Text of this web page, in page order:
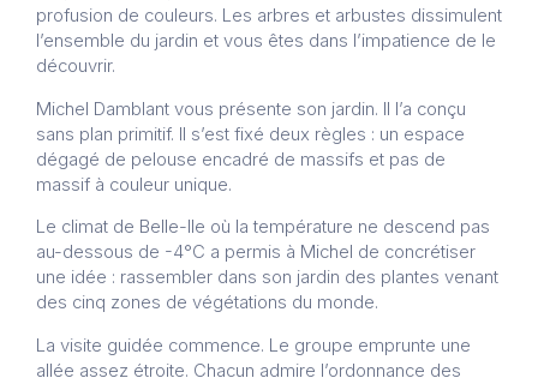
profusion de couleurs. Les arbres et arbustes dissimulent
l’ensemble du jardin et vous êtes dans l’impatience de le
découvrir.
Michel Damblant vous présente son jardin. Il l’a conçu
sans plan primitif. Il s’est fixé deux règles : un espace
dégagé de pelouse encadré de massifs et pas de
massif à couleur unique.
Le climat de Belle-Ile où la température ne descend pas
au-dessous de -4°C a permis à Michel de concrétiser
une idée : rassembler dans son jardin des plantes venant
des cinq zones de végétations du monde.
La visite guidée commence. Le groupe emprunte une
allée assez étroite. Chacun admire l’ordonnance des